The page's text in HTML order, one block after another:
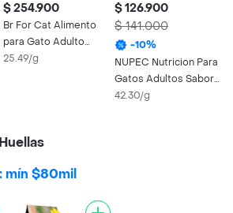
$ 254.900
Br For Cat Alimento
para Gato Adulto
Castrado
25.49/g
$ 126.900
$ 141.000
-10%
NUPEC Nutricion Para
Gatos Adultos Sabor
A Carne
42.30/g
mín $80mil